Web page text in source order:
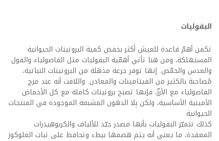
البقوليات
تكمن أهمّ قاعدة للعيش أكثر بخفض كمية البروتينات الحيوانية
المستهلكة، ومن هنا تأتي أهمّية البقوليات مثل الفاصولياء والفول
والعدس والحمّص. إنها توفر جرعة مذهلة من البروتينات النباتية،
مُصاحبة بالكثير من الفيتامينات والمعادن. واللافت أنه عند مزج
الفاصولياء مع الأرزّ، فإنها تصبح بروتينات كاملة مع كل الأحماض
الأمينية الأساسية، ولكن بِلا الدهون المشبعة الموجودة في المنتجات
الحيوانية.
كذلك تتميّز البقوليات بأنها مصدر جيّد للألياف والكربوهيدرات
المعقدة، ما يعني أنه يتم هضمها ببطء وتحافظ على ثبات الغلوكوز